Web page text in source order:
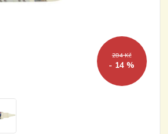
284 Kč
- 14 %